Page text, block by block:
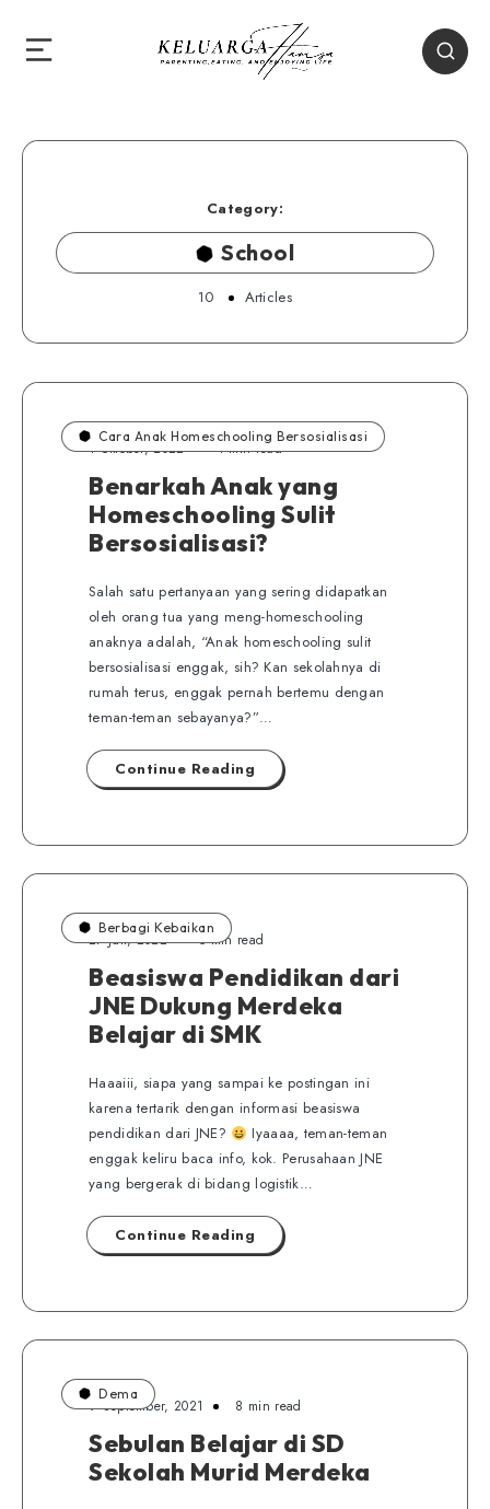
Category:
School
10 Articles
Cara Anak Homeschooling Bersosialisasi
1 Oktober, 2022 4 min read
Benarkah Anak yang
Homeschooling Sulit
Bersosialisasi?
Salah satu pertanyaan yang sering didapatkan
oleh orang tua yang meng-homeschooling
anaknya adalah, “Anak homeschooling sulit
bersosialisasi enggak, sih? Kan sekolahnya di
rumah terus, enggak pernah bertemu dengan
teman-teman sebayanya?”…
Continue Reading
Berbagi Kebaikan
27 Juli, 2022 5 min read
Beasiswa Pendidikan dari
JNE Dukung Merdeka
Belajar di SMK
Haaaiii, siapa yang sampai ke postingan ini
karena tertarik dengan informasi beasiswa
pendidikan dari JNE?
Iyaaaa, teman-teman
enggak keliru baca info, kok. Perusahaan JNE
yang bergerak di bidang logistik…
Continue Reading
Dema
9 September, 2021 8 min read
Sebulan Belajar di SD
Sekolah Murid Merdeka